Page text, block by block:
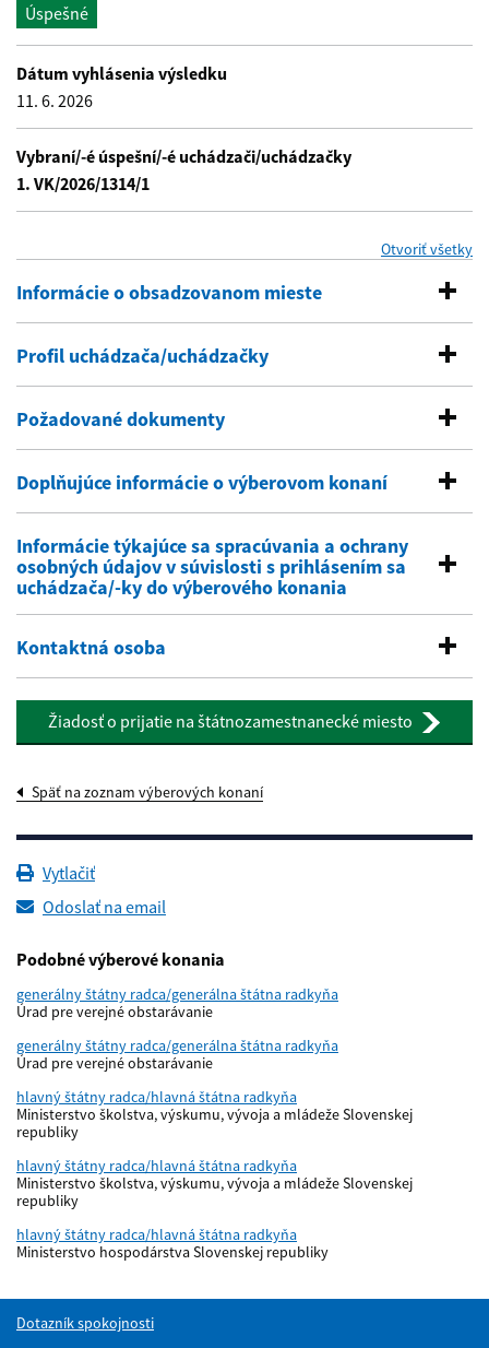
Úspešné
Dátum vyhlásenia výsledku
11. 6. 2026
Vybraní/-é úspešní/-é uchádzači/uchádzačky
1. VK/2026/1314/1
Otvoriť všetky
Informácie o obsadzovanom mieste
Profil uchádzača/uchádzačky
Požadované dokumenty
Doplňujúce informácie o výberovom konaní
Informácie týkajúce sa spracúvania a ochrany
osobných údajov v súvislosti s prihlásením sa
uchádzača/-ky do výberového konania
Kontaktná osoba
Žiadosť o prijatie na štátnozamestnanecké miesto
Späť na zoznam výberových konaní
Vytlačiť
Odoslať na email
Podobné výberové konania
generálny štátny radca/generálna štátna radkyňa
Úrad pre verejné obstarávanie
generálny štátny radca/generálna štátna radkyňa
Úrad pre verejné obstarávanie
hlavný štátny radca/hlavná štátna radkyňa
Ministerstvo školstva, výskumu, vývoja a mládeže Slovenskej
republiky
hlavný štátny radca/hlavná štátna radkyňa
Ministerstvo školstva, výskumu, vývoja a mládeže Slovenskej
republiky
hlavný štátny radca/hlavná štátna radkyňa
Ministerstvo hospodárstva Slovenskej republiky
Dotazník spokojnosti